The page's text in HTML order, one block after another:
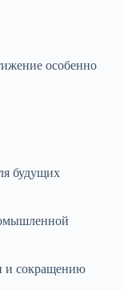
особенно
будущих
и сокращению